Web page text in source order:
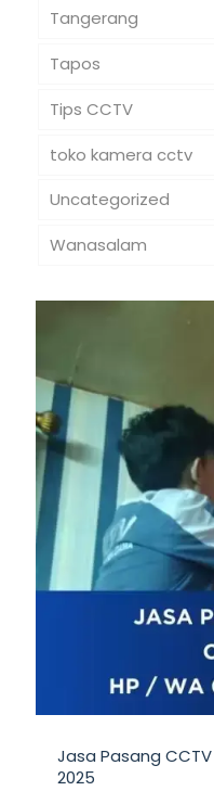
Tangerang
Tapos
Tips CCTV
toko kamera cctv
Uncategorized
Wanasalam
Jasa Pasang
2025